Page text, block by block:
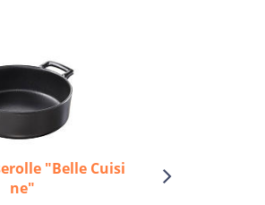
"Belle Cuisi
ne"